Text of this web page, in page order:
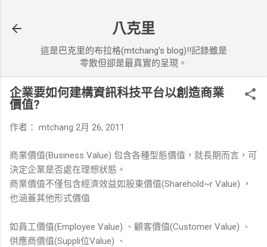
八克里
這是巴克里的布拉格(mtchang's blog)!!記錄雖是
零散但卻是最真實的呈現。
企業要如何建構資訊科技平台以創造商業
價值?
作者： mtchang 2月 26, 2011
商業價值(Business Value) 包含各種型態價值，就長期而言，可
決定企業是否處在理想狀態。
商業價值不僅包含經濟效益如股東價值(Sharehold~r Value) ，
也涵蓋其他形式價值
如員工價值(Employee Value) 、顧客價值(Customer Value) 、
供應商價值(Suppli位Value) 、